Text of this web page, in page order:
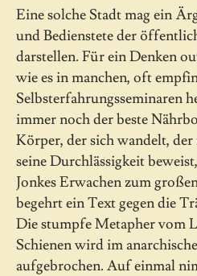
Eine solche Stadt mag ein
und Bedienstete der
darstellen. Für ein Denken
wie es in manchen, oft
Selbsterfahrungsseminaren
immer noch der beste
Körper, der sich wandelt,
seine Durchlässigkeit
Jonkes Erwachen zum
begehrt ein Text gegen die
Die stumpfe Metapher vom
Schienen wird im
aufgebrochen. Auf einmal